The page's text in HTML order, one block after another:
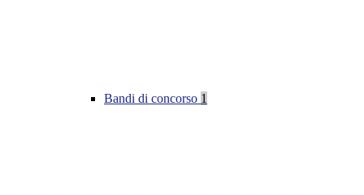
Bandi di concorso 1